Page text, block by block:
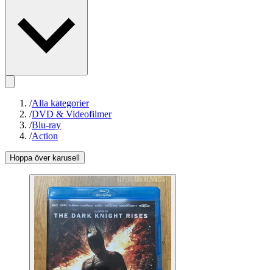
/Alla kategorier
/DVD & Videofilmer
/Blu-ray
/Action
Hoppa över karusell